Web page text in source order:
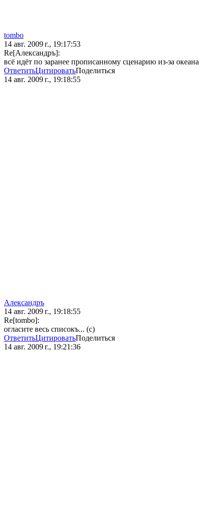
tombo
14 авг. 2009 г., 19:17:53
Re[Александръ]:
всё идёт по заранее прописанному сценарию из-за океана
ОтветитьЦитироватьПоделиться
14 авг. 2009 г., 19:18:55
Александръ
14 авг. 2009 г., 19:18:55
Re[tombo]:
огласите весь списокъ... (с)
ОтветитьЦитироватьПоделиться
14 авг. 2009 г., 19:21:36